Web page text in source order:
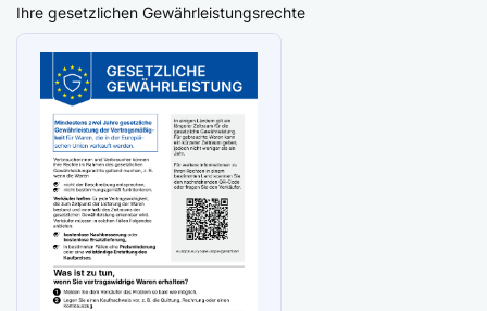
Ihre gesetzlichen Gewährleistungsrechte